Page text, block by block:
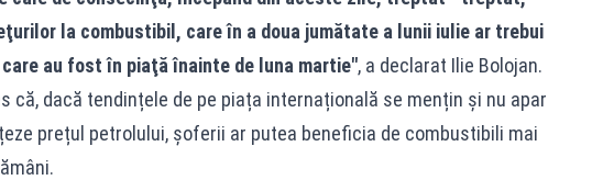
la combustibil, care în a doua jumătate a lunii iulie ar trebui
au fost în piaţă înainte de luna martie", a declarat Ilie Bolojan.
că, dacă tendințele de pe piața internațională se mențin și nu apar
prețul petrolului, șoferii ar putea beneficia de combustibili mai